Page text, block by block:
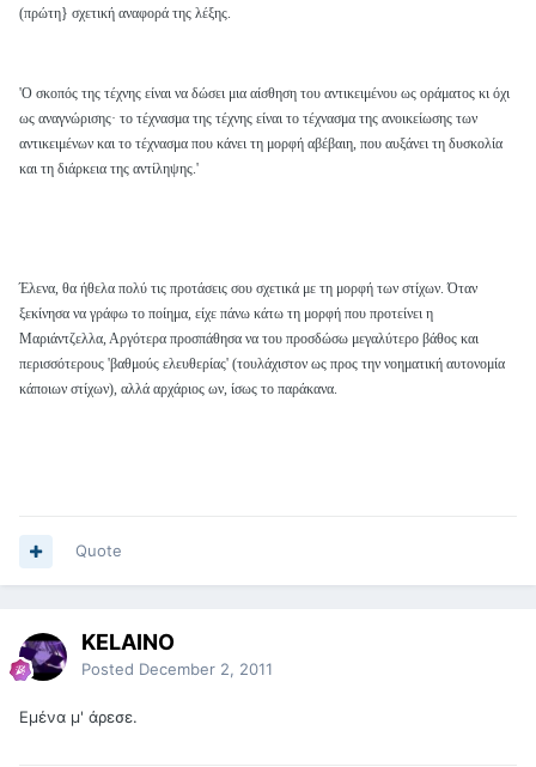
(πρώτη} σχετική αναφορά της λέξης.
'Ο σκοπός της τέχνης είναι να δώσει μια αίσθηση του αντικειμένου ως οράματος κι όχι
ως αναγνώρισης· το τέχνασμα της τέχνης είναι το τέχνασμα της ανοικείωσης των
αντικειμένων και το τέχνασμα που κάνει τη μορφή αβέβαιη, που αυξάνει τη δυσκολία
και τη διάρκεια της αντίληψης.'
Έλενα, θα ήθελα πολύ τις προτάσεις σου σχετικά με τη μορφή των στίχων. Όταν
ξεκίνησα να γράφω το ποίημα, είχε πάνω κάτω τη μορφή που προτείνει η
Μαριάντζελλα, Αργότερα προσπάθησα να του προσδώσω μεγαλύτερο βάθος και
περισσότερους 'βαθμούς ελευθερίας' (τουλάχιστον ως προς την νοηματική αυτονομία
κάποιων στίχων), αλλά αρχάριος ων, ίσως το παράκανα.
Quote
KELAINO
Posted December 2, 2011
Εμένα μ' άρεσε.